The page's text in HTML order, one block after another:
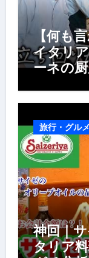
【何も
イタリ
ーネの
風景】
旅行・グルメ
神回｜
タリア